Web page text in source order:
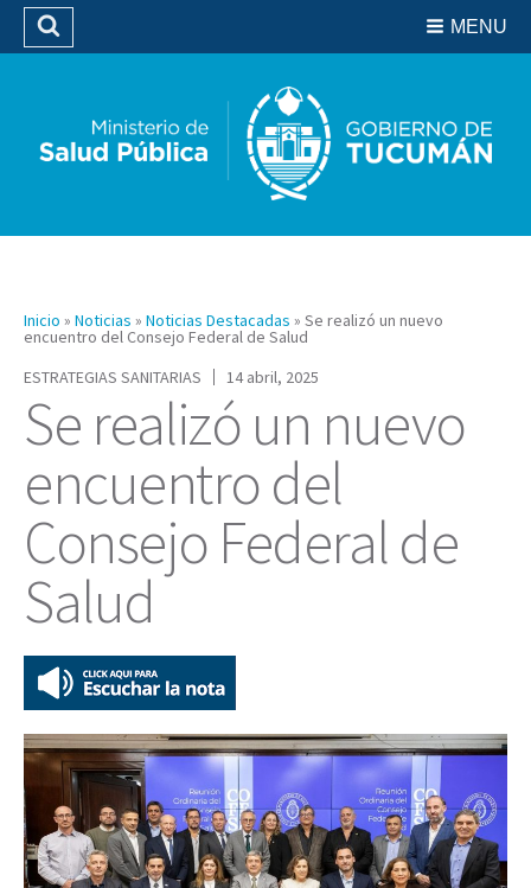
Biblioteca
MENU
Buscar
Inicio » Noticias » Noticias Destacadas » Se realizó un nuevo
encuentro del Consejo Federal de Salud
ESTRATEGIAS SANITARIAS
14 abril, 2025
Se realizó un nuevo
encuentro del
Consejo Federal de
Salud